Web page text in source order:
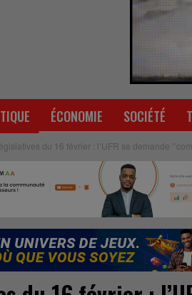
ÉCONOMIE SOCIÉTÉ
du 16 février : l’UFR se demande